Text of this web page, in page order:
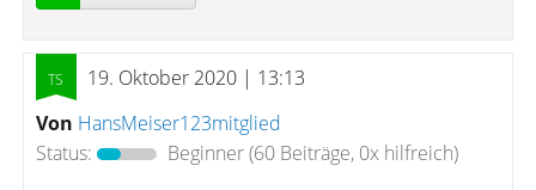
19. Oktober 2020 | 13:13
Von HansMeiser123mitglied
Status:
Beginner(60 Beiträge, 0x hilfreich)